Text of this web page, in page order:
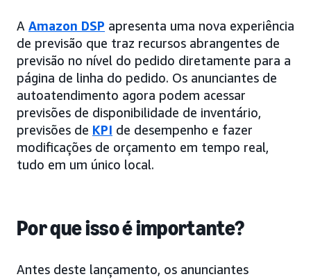
A Amazon DSP apresenta uma nova experiência
de previsão que traz recursos abrangentes de
previsão no nível do pedido diretamente para a
página de linha do pedido. Os anunciantes de
autoatendimento agora podem acessar
previsões de disponibilidade de inventário,
previsões de KPI de desempenho e fazer
modificações de orçamento em tempo real,
tudo em um único local.
Por que isso é importante?
Antes deste lançamento, os anunciantes